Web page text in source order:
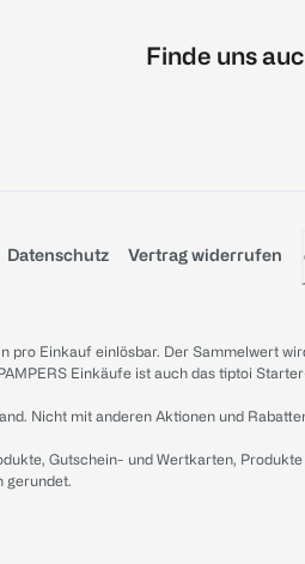
Finde uns
Datenschutz Vertrag widerrufen
pro Einkauf einlösbar. Der Sammelwert
Einkäufe ist auch das tiptoi
Nicht mit anderen Aktionen und
Gutschein- und Wertkarten,
gerundet.